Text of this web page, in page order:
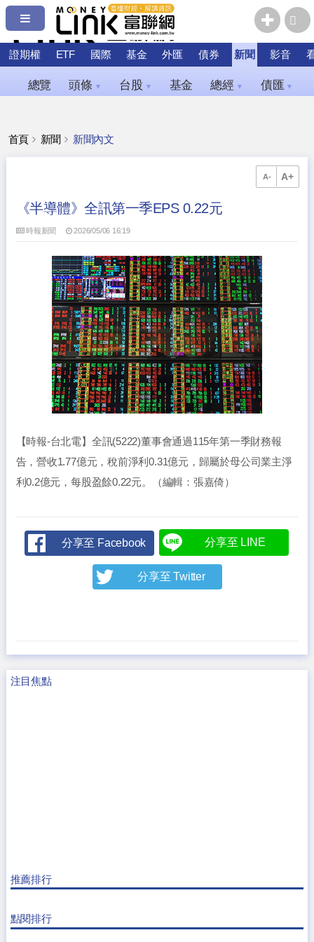
證期權 ETF 國際 基金 外匯 債券 新聞 影音
總覽 頭條 ▼ 台股 ▼ 基金 總經 ▼ 債匯 ▼
首頁 新聞 新聞內文
A- A+
《半導體》全訊第一季EPS 0.22元
時報新聞 2026/05/06 16:19
【時報-台北電】全訊(5222)董事會通過115年第一季財務報
告，營收1.77億元，稅前淨利0.31億元，歸屬於母公司業主淨
利0.2億元，每股盈餘0.22元。（編輯：張嘉倚）
分享至 Facebook 分享至 LINE
分享至 Twitter
注目焦點
推薦排行
點閱排行